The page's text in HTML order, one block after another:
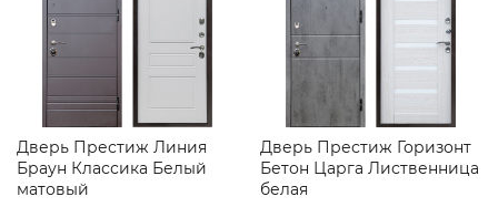
Дверь Престиж Линия
Браун Классика Белый
матовый
Дверь Престиж Горизонт
Бетон Царга Лиственница
белая